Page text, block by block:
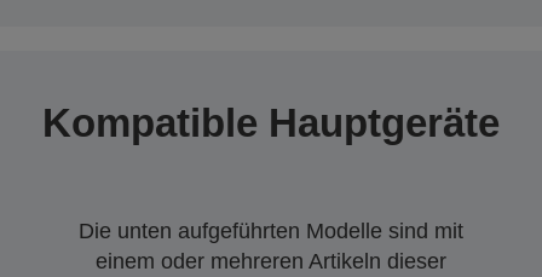
Kompatible Hauptgeräte
Die unten aufgeführten Modelle sind mit
einem oder mehreren Artikeln dieser